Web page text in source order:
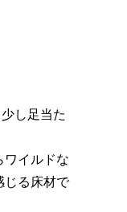
し足当た
イルドな
じる床材で